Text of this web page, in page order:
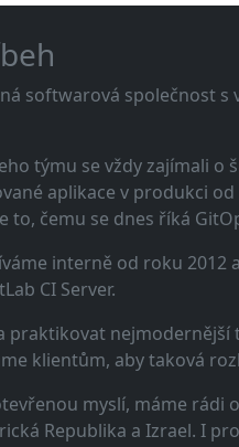
softwarová společnost
týmu se vždy zajímali
aplikace v produkci
to, čemu se dnes říká
interně od roku 2012
CI Server.
praktikovat nejmodernější
klientům, aby taková
myslí, máme rádi
Republika a Izrael. I